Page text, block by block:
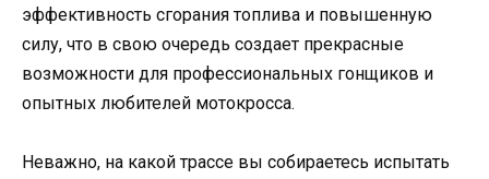
эффективность сгорания топлива и повышенную
силу, что в свою очередь создает прекрасные
возможности для профессиональных гонщиков и
опытных любителей мотокросса.
Неважно, на какой трассе вы собираетесь испытать